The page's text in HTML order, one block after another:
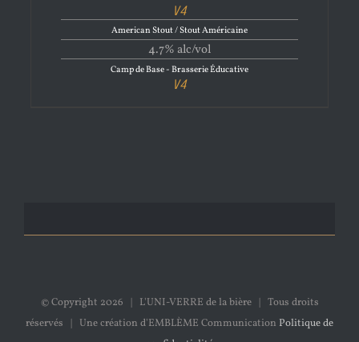
V4
American Stout / Stout Américaine
4.7% alc/vol
Camp de Base - Brasserie Éducative
V4
© Copyright 2026 | L'UNI-VERRE de la bière | Tous droits
réservés | Une création d'EMBLÈME Communication Politique de